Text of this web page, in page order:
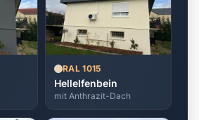
RAL 1015
Hellelfenbein
mit Anthrazit-Dach